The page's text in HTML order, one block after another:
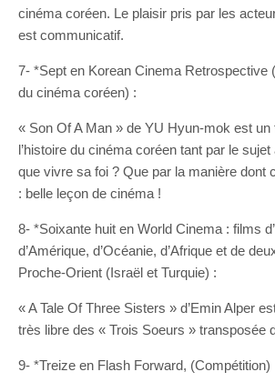
cinéma coréen. Le plaisir pris par les
est communicatif.
7- *Sept en Korean Cinema Retrospective
du cinéma coréen) :
« Son Of A Man » de YU Hyun-mok est un
l’histoire du cinéma coréen tant par le sujet
que vivre sa foi ? Que par la manière dont
: belle leçon de cinéma !
8- *Soixante huit en World Cinema : films
d’Amérique, d’Océanie, d’Afrique et de
Proche-Orient (Israël et Turquie) :
« A Tale Of Three Sisters » d’Emin Alper
très libre des « Trois Soeurs » transposée
9- *Treize en Flash Forward, (Compétition)